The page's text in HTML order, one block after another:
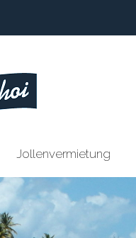
Jollenvermietung